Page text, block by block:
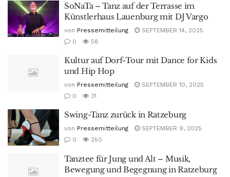
SoNaTa – Tanz auf der Terrasse im
Künstlerhaus Lauenburg mit DJ Vargo
von Pressemitteilung
SEPTEMBER 14, 2025
0
58
Kultur auf Dorf-Tour mit Dance for Kids
und Hip Hop
von Pressemitteilung
SEPTEMBER 10, 2025
0
31
Swing-Tanz zurück in Ratzeburg
von Pressemitteilung
SEPTEMBER 9, 2025
0
250
Tanztee für Jung und Alt – Musik,
Bewegung und Begegnung in Ratzeburg